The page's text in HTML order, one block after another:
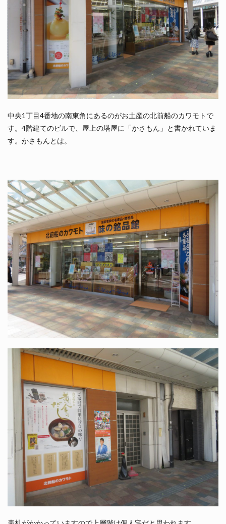
中央1丁目4番地の南東角にあるのがお土産の北前船のカワモトで
す。4階建てのビルで、屋上の塔屋に「かさもん」と書かれていま
す。かさもんとは。